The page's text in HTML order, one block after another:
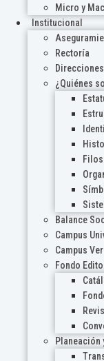
Micro y
Institucional
Rectoría
Direcciones
¿Quiénes
Balance
Campus
Campus
Fondo